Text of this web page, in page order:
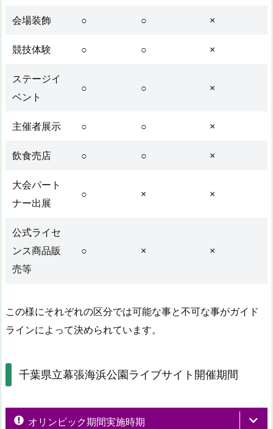
会場装飾 ○ ○ ×
競技体験 ○ ○ ×
ステージイ
ベント
○ ○ ×
主催者展示 ○ ○ ×
飲食売店 ○ ○ ×
大会パート
ナー出展
○ × ×
公式ライセ
ンス商品販
売等
○ × ×
この様にそれぞれの区分では可能な事と不可な事がガイド
ラインによって決められています。
千葉県立幕張海浜公園ライブサイト開催期間
オリンピック期間実施時期